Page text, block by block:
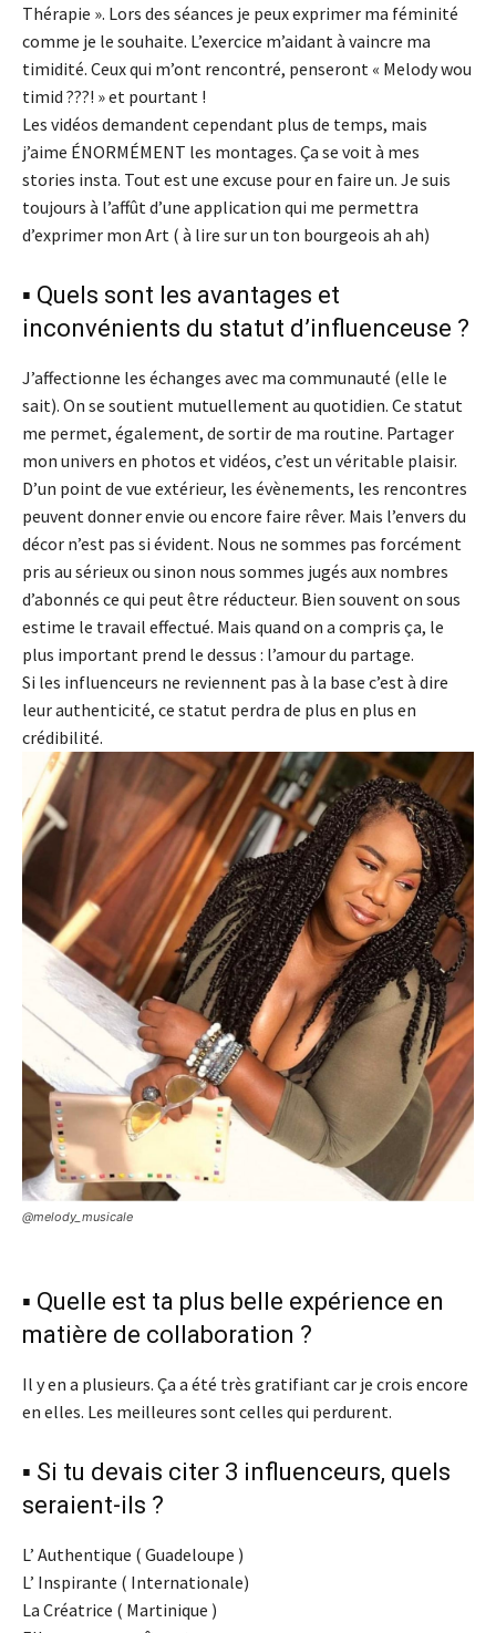
Thérapie ». Lors des séances je peux exprimer ma féminité
comme je le souhaite. L’exercice m’aidant à vaincre ma
timidité. Ceux qui m’ont rencontré, penseront « Melody wou
timid ???! » et pourtant !
Les vidéos demandent cependant plus de temps, mais
j’aime ÉNORMÉMENT les montages. Ça se voit à mes
stories insta. Tout est une excuse pour en faire un. Je suis
toujours à l’affût d’une application qui me permettra
d’exprimer mon Art ( à lire sur un ton bourgeois ah ah)
▪️ Quels sont les avantages et
inconvénients du statut d’influenceuse ?
J’affectionne les échanges avec ma communauté (elle le
sait). On se soutient mutuellement au quotidien. Ce statut
me permet, également, de sortir de ma routine. Partager
mon univers en photos et vidéos, c’est un véritable plaisir.
D’un point de vue extérieur, les évènements, les rencontres
peuvent donner envie ou encore faire rêver. Mais l’envers du
décor n’est pas si évident. Nous ne sommes pas forcément
pris au sérieux ou sinon nous sommes jugés aux nombres
d’abonnés ce qui peut être réducteur. Bien souvent on sous
estime le travail effectué. Mais quand on a compris ça, le
plus important prend le dessus : l’amour du partage.
Si les influenceurs ne reviennent pas à la base c’est à dire
leur authenticité, ce statut perdra de plus en plus en
crédibilité.
@melody_musicale
▪️ Quelle est ta plus belle expérience en
matière de collaboration ?
Il y en a plusieurs. Ça a été très gratifiant car je crois encore
en elles. Les meilleures sont celles qui perdurent.
▪️ Si tu devais citer 3 influenceurs, quels
seraient-ils ?
L’ Authentique ( Guadeloupe )
L’ Inspirante ( Internationale)
La Créatrice ( Martinique )